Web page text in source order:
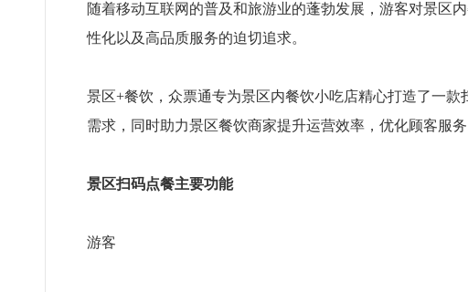
随着移动互联网的普及和旅游业的蓬勃发展，游客对景区
性化以及高品质服务的迫切追求。
景区+餐饮，众票通专为景区内餐饮小吃店精心打造了一
需求，同时助力景区餐饮商家提升运营效率，优化顾客服务
景区扫码点餐主要功能
游客